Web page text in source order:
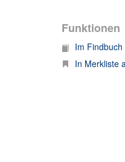
Funktionen
Im
In Merkliste